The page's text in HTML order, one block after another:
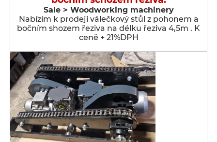
Sale > Woodworking machinery
Nabízím k prodeji válečkový stůl z pohonem a
bočním shozem řeziva na délku řeziva 4,5m . K
ceně + 21%DPH